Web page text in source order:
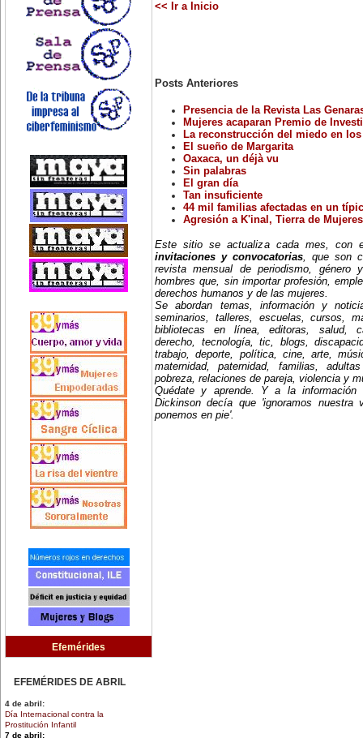
Efemérides
EFEMÉRIDES DE ABRIL
4 de abril:
Día Internacional contra la
Prostitución Infantil
7 de abril:
<< Ir a Inicio
Posts Anteriores
Presencia de la Revista Las
Mujeres acaparan Premio de
La reconstrucción del miedo en
El sueño de Margarita
Oaxaca, un déjà vu
Sin palabras
El gran día
Tan insuficiente
44 mil familias afectadas en un
Agresión a K'inal, Tierra de Mujeres
Este sitio se actualiza cada mes, con
invitaciones y convocatorias, que son
revista mensual de periodismo, género
hombres que, sin importar profesión,
derechos humanos y de las mujeres.
Se abordan temas, información y
seminarios, talleres, escuelas, cursos,
bibliotecas en línea, editoras, salud,
derecho, tecnología, tic, blogs,
trabajo, deporte, política, cine, arte,
maternidad, paternidad, familias,
pobreza, relaciones de pareja, violencia y
Quédate y aprende. Y a la
Dickinson decía que 'ignoramos nuestra
ponemos en pie'.